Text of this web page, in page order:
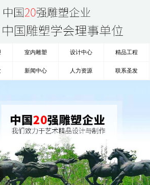
室内雕塑 设计中心 精品工程
新闻中心 人力资源 联系圣发